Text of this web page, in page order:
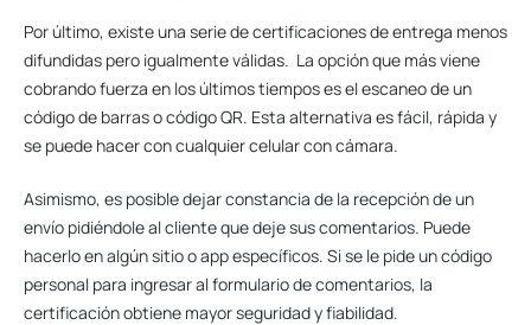
Por último, existe una serie de certificaciones de entrega menos
difundidas pero igualmente válidas. La opción que más viene
cobrando fuerza en los últimos tiempos es elescaneo de un
código de barras o código QR. Esta alternativa es fácil, rápida y
se puede hacer con cualquier celular con cámara.
Asimismo, es posible dejar constancia de la recepción de un
envío pidiéndole al cliente que deje sus comentarios. Puede
hacerlo en algún sitio o app específicos. Si se le pide un código
personal para ingresar al formulario de comentarios, la
certificación obtiene mayor seguridad y fiabilidad.